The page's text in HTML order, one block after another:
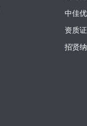
中佳
资质
招贤